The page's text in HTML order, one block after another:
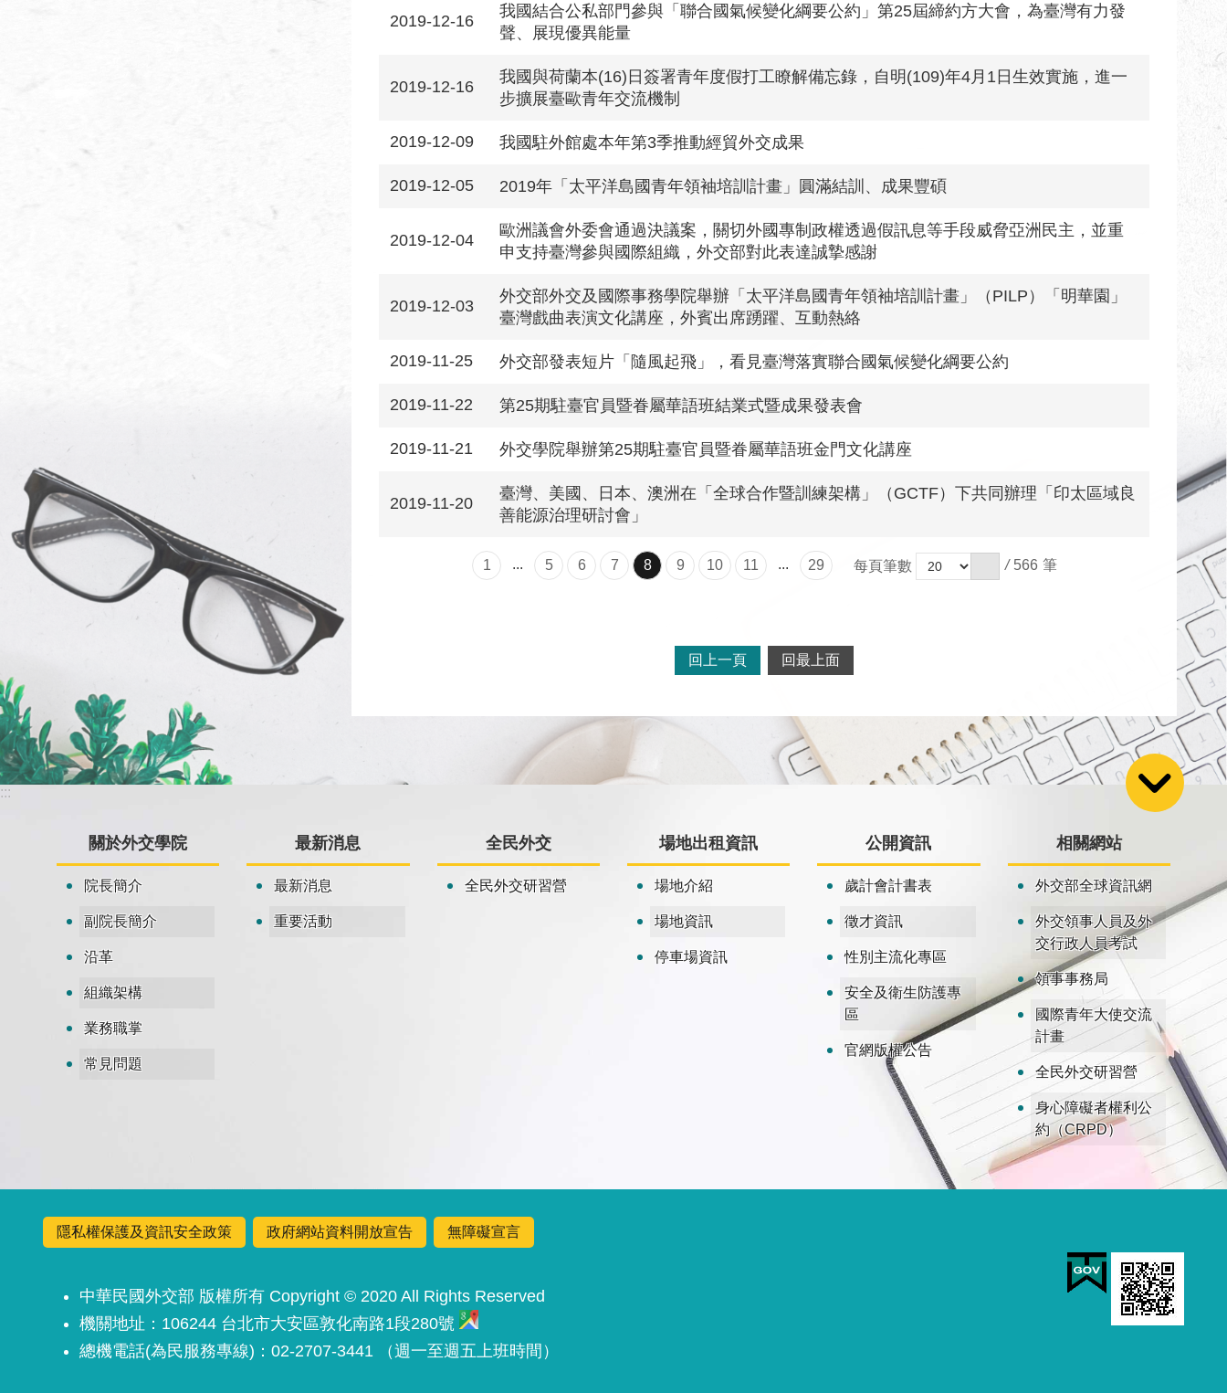
2019-12-16
我國結合公私部門參與「聯合國氣候變化綱要公約」第25屆締約方大會，為臺灣有力發
聲、展現優異能量
2019-12-16
我國與荷蘭本(16)日簽署青年度假打工瞭解備忘錄，自明(109)年4月1日生效實施，進一
步擴展臺歐青年交流機制
2019-12-09 我國駐外館處本年第3季推動經貿外交成果
2019-12-05 2019年「太平洋島國青年領袖培訓計畫」圓滿結訓、成果豐碩
2019-12-04
歐洲議會外委會通過決議案，關切外國專制政權透過假訊息等手段威脅亞洲民主，並重
申支持臺灣參與國際組織，外交部對此表達誠摯感謝
2019-12-03
外交部外交及國際事務學院舉辦「太平洋島國青年領袖培訓計畫」（PILP）「明華園」
臺灣戲曲表演文化講座，外賓出席踴躍、互動熱絡
2019-11-25 外交部發表短片「隨風起飛」，看見臺灣落實聯合國氣候變化綱要公約
2019-11-22 第25期駐臺官員暨眷屬華語班結業式暨成果發表會
2019-11-21 外交學院舉辦第25期駐臺官員暨眷屬華語班金門文化講座
2019-11-20
臺灣、美國、日本、澳洲在「全球合作暨訓練架構」（GCTF）下共同辦理「印太區域良
善能源治理研討會」
1 ... 5 6 7 8 9 10 11 ... 29 每頁筆數 / 566
回上一頁 回最上面
:::
關於外交學院
院長簡介
副院長簡介
沿革
組織架構
業務職掌
常見問題
最新消息
最新消息
重要活動
全民外交
全民外交研習營
場地出租資訊
場地介紹
場地資訊
停車場資訊
公開資訊
歲計會計書表
徵才資訊
性別主流化專區
安全及衛生防護專
區
官網版權公告
相關網站
外交部全球資訊網
外交領事人員及外
交行政人員考試
領事事務局
國際青年大使交流
計畫
全民外交研習營
身心障礙者權利公
約（CRPD）
隱私權保護及資訊安全政策 政府網站資料開放宣告 無障礙宣言
中華民國外交部 版權所有 Copyright © 2020 All Rights Reserved
機關地址：106244 台北市大安區敦化南路1段280號
總機電話(為民服務專線)：02-2707-3441 （週一至週五上班時間）